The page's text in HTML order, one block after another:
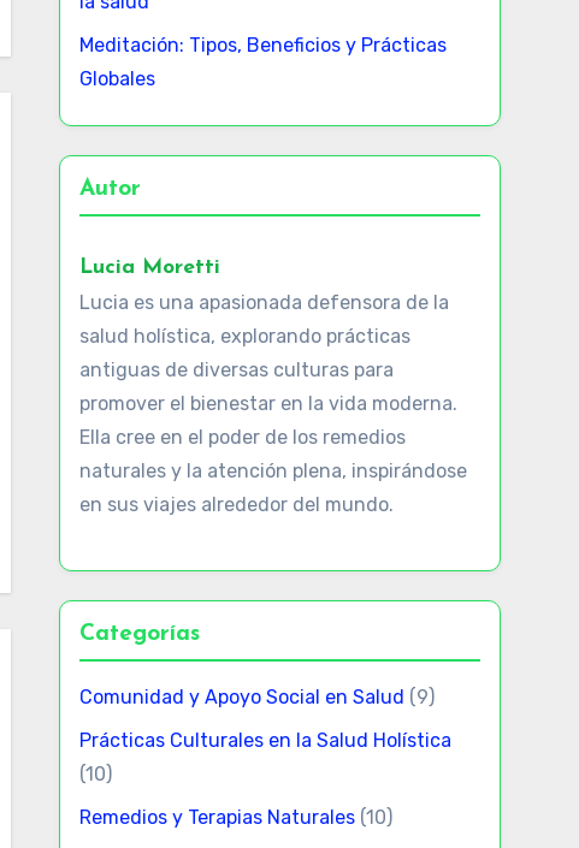
Meditación: Tipos, Beneficios y Prácticas
Globales
Autor
Lucia Moretti
Lucia es una apasionada defensora de la
salud holística, explorando prácticas
antiguas de diversas culturas para
promover el bienestar en la vida moderna.
Ella cree en el poder de los remedios
naturales y la atención plena, inspirándose
en sus viajes alrededor del mundo.
Categorías
Comunidad y Apoyo Social en Salud (9)
Prácticas Culturales en la Salud Holística
(10)
Remedios y Terapias Naturales(10)